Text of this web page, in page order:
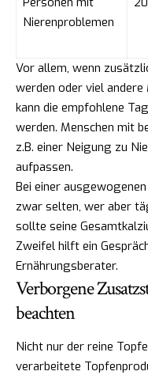
Nierenproblemen
Vor allem, wenn
werden oder viel
kann die empfohlene
werden. Menschen mit
z.B. einer Neigung zu
aufpassen.
Bei einer
zwar selten, wer aber
sollte seine
Zweifel hilft ein
Ernährungsberater.
Verborgene
beachten
Nicht nur der reine
verarbeitete